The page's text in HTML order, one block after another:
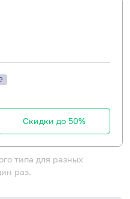
Скидки до 50%
типа для разных
раз.